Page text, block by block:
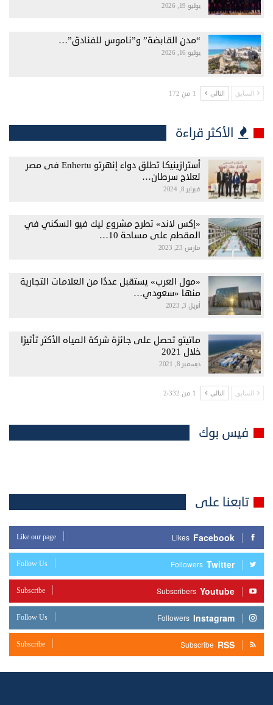
يوليو 19, 2026
“مدن القابضة” و”ناموس للفنادق”…
يوليو 16, 2026
السابق التالي 1 من 172
الأكثر قراءة
أسترازينيكا تطلق دواء إنهرتو Enhertu فى مصر
لعلاج سرطان…
فبراير 8, 2024
«إكس لاند» تطرح مشروع ليك فيو السكني في
المقطم على مساحة 10…
مارس 23, 2023
«مول العرب» يستقبل عددًا من العلامات التجارية
منها «سعودي…
أبريل 3, 2023
ماتيتو تحصل على جائزة شركة المياه الأكثر تأثيرًا
خلال 2021
ديسمبر 8, 2021
السابق التالي 1 من 2٬332
فيس بوك
تابعنا على
Facebook
Likes
Like our page
Twitter
Followers
Follow Us
Youtube
Subscribers
Subscribe
Instagram
Followers
Follow Us
RSS
Subscribe
Subscribe